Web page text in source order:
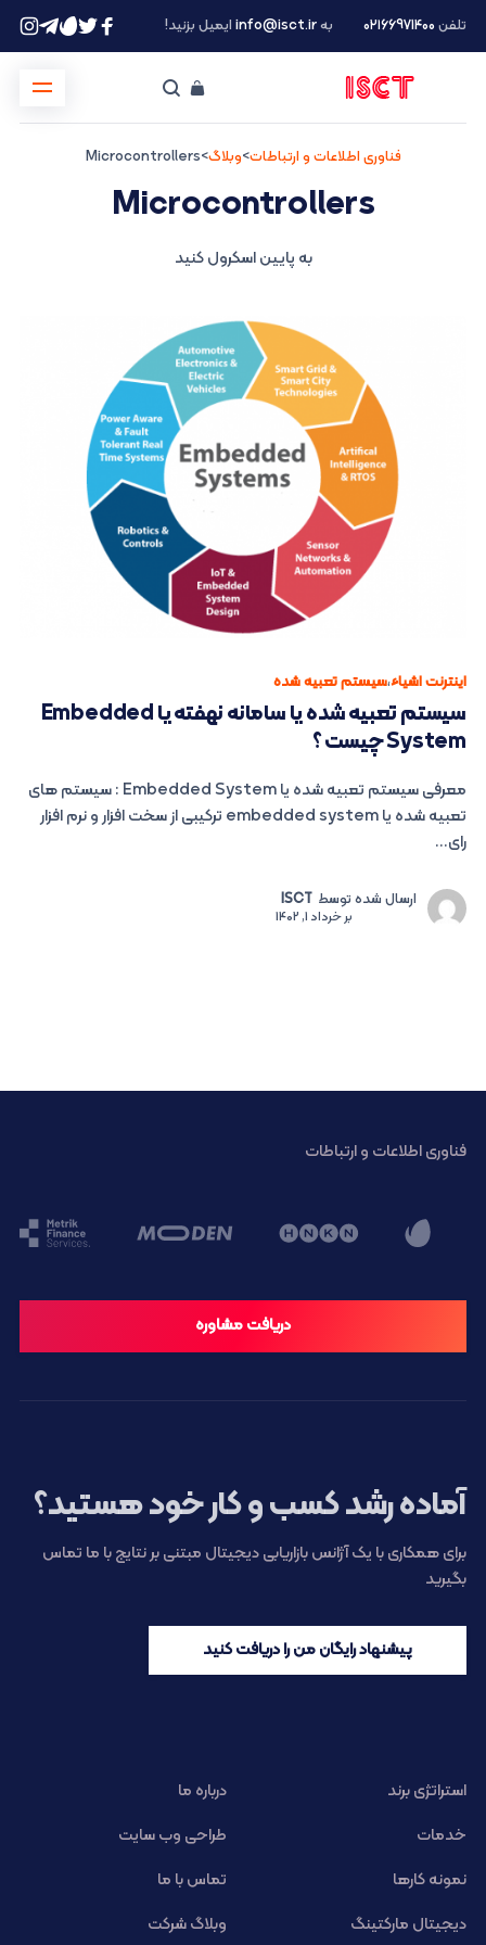
تلفن ۰۲۱66971400 بهinfo@isct.irایمیل بزنید!
فناوری اطلاعات و ارتباطات>وبلاگ>
Microcontrollers
Microcontrollers
به پایین اسکرول کنید
اینترنت اشیاء،سیستم تعبیه شده
سیستم تعبیه شده یا سامانه نهفته یا Embedded
System چیست ؟
معرفی سیستم تعبیه شده یا Embedded System : سیستم های
تعبیه شده یا embedded system ترکیبی از سخت افزار و نرم افزار
رای...
ارسال شده توسط ISCT
برخرداد 1, 1402
فناوری اطلاعات و ارتباطات
دریافت مشاوره
آماده رشد کسب و کار خود هستید؟
برای همکاری با یک آژانس بازاریابی دیجیتال مبتنی بر نتایج با ما تماس
بگیرید
پیشنهاد رایگان من را دریافت کنید
استراتژی برند
درباره ما
خدمات
طراحی وب سایت
نمونه کارها
تماس با ما
دیجیتال مارکتینگ
وبلاگ شرکت